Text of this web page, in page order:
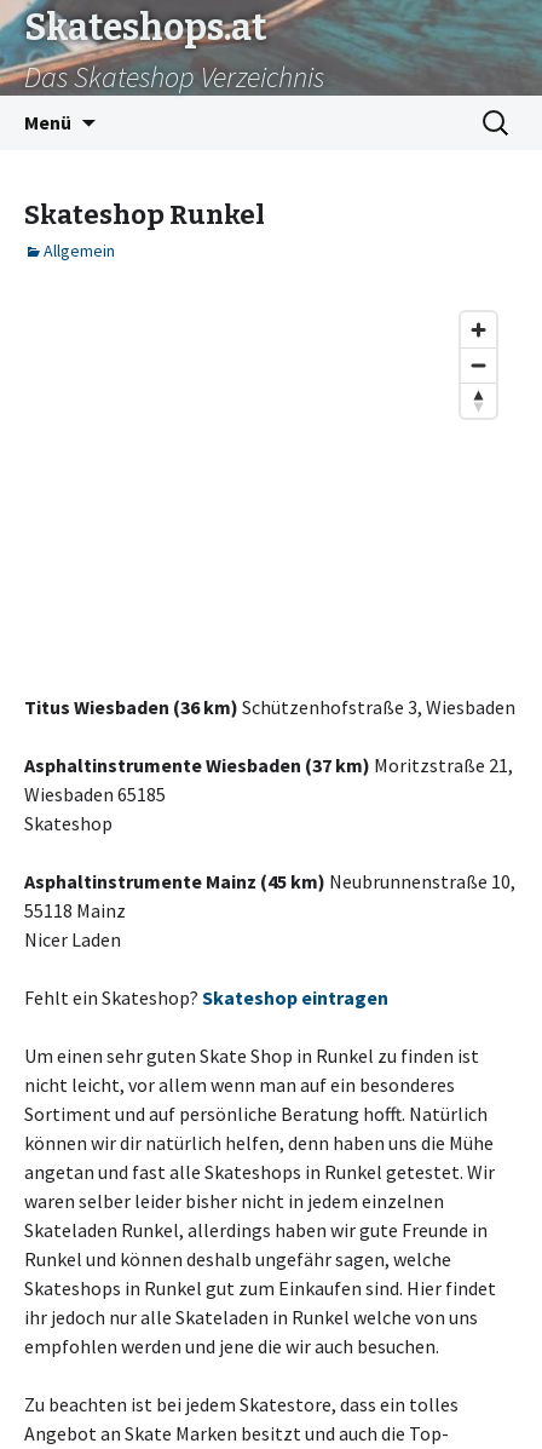
Skateshops.at
Das Skateshop Verzeichnis
Menü
Suchen
nach:
Skateshop Runkel
Allgemein
Titus Wiesbaden (36 km) Schützenhofstraße 3, Wiesbaden
Asphaltinstrumente Wiesbaden (37 km) Moritzstraße 21,
Wiesbaden 65185
Skateshop
Asphaltinstrumente Mainz (45 km) Neubrunnenstraße 10,
55118 Mainz
Nicer Laden
Fehlt ein Skateshop? Skateshop eintragen
Um einen sehr guten Skate Shop in Runkel zu finden ist
nicht leicht, vor allem wenn man auf ein besonderes
Sortiment und auf persönliche Beratung hofft. Natürlich
können wir dir natürlich helfen, denn haben uns die Mühe
angetan und fast alle Skateshops in Runkel getestet. Wir
waren selber leider bisher nicht in jedem einzelnen
Skateladen Runkel, allerdings haben wir gute Freunde in
Runkel und können deshalb ungefähr sagen, welche
Skateshops in Runkel gut zum Einkaufen sind. Hier findet
ihr jedoch nur alle Skateladen in Runkel welche von uns
empfohlen werden und jene die wir auch besuchen.
Zu beachten ist bei jedem Skatestore, dass ein tolles
Angebot an Skate Marken besitzt und auch die Top-